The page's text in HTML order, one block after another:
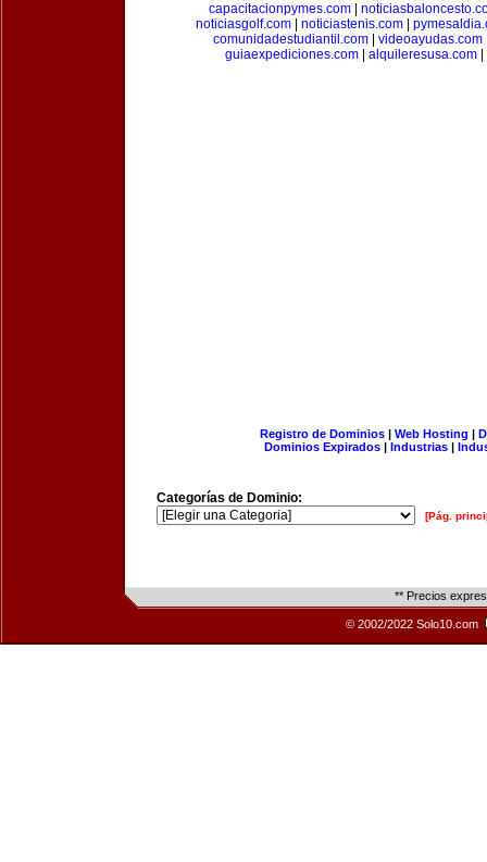
capacitacionpymes.com|
noticiasgolf.com| noticiastenis.com|
comunidadestudiantil.com| videoayudas.com
guiaexpediciones.com| alquileresusa.com|
Registro de Dominios| Web Hosting |
Dominios Expirados | Industrias |
Categorías de Dominio:
[Pág.
** Precios
© 2002/2022 Solo10.com